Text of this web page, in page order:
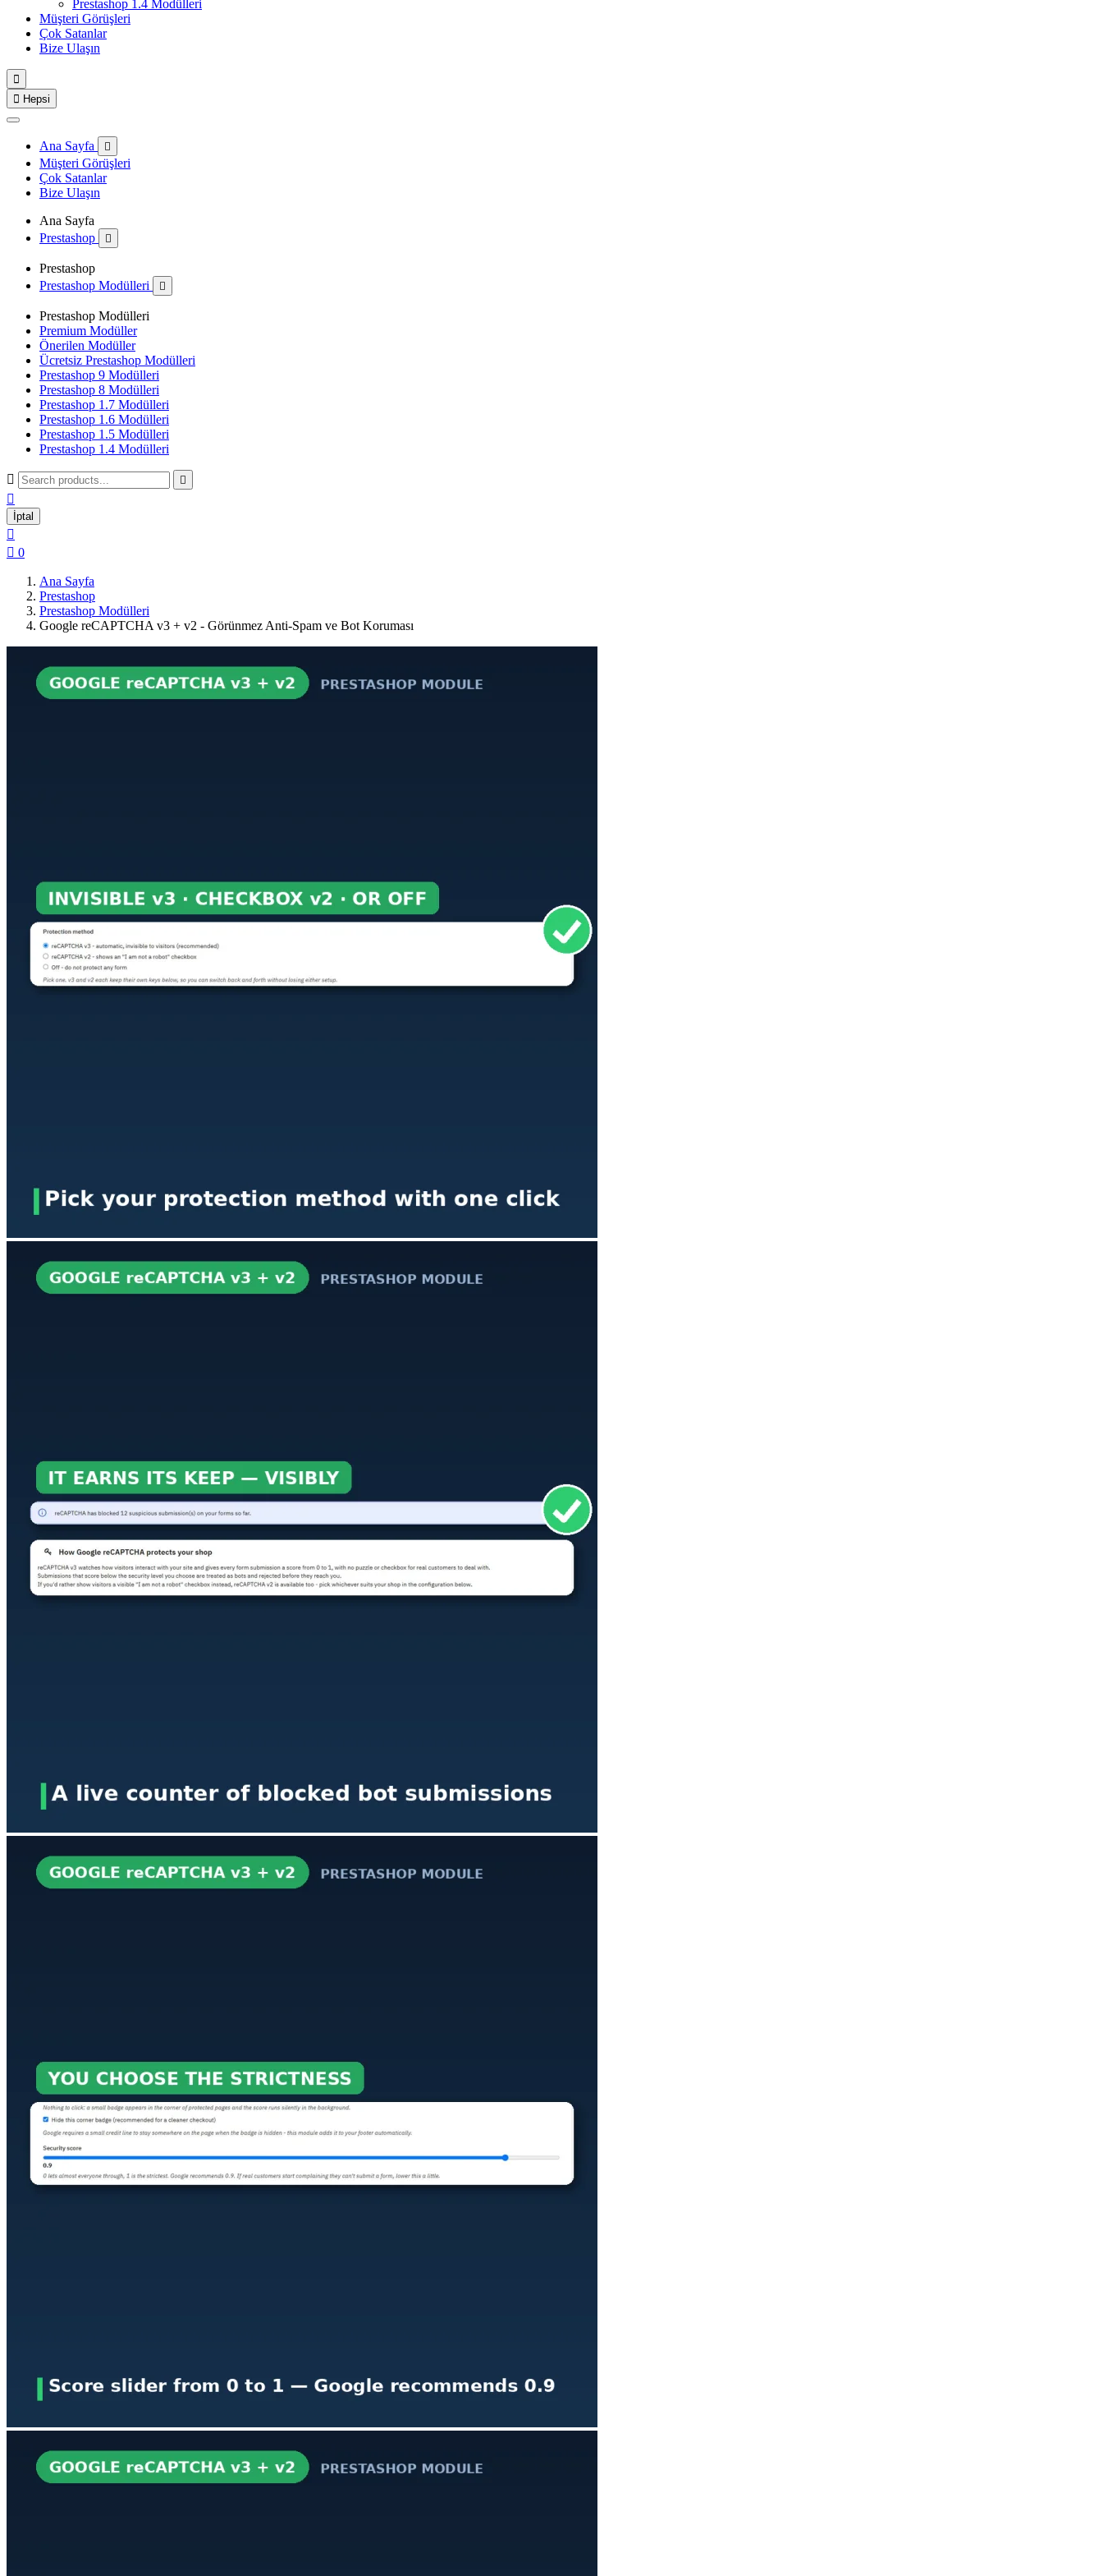
Prestashop 1.4 Modülleri
Müşteri Görüşleri
Çok Satanlar
Bize Ulaşın

 Hepsi
Ana Sayfa 
Müşteri Görüşleri
Çok Satanlar
Bize Ulaşın
Ana Sayfa
Prestashop

Prestashop
Prestashop Modülleri

Prestashop Modülleri
Premium Modüller
Önerilen Modüller
Ücretsiz Prestashop Modülleri
Prestashop 9 Modülleri
Prestashop 8 Modülleri
Prestashop 1.7 Modülleri
Prestashop 1.6 Modülleri
Prestashop 1.5 Modülleri
Prestashop 1.4 Modülleri
 

İptal

 0
Ana Sayfa
Prestashop
Prestashop Modülleri
Google reCAPTCHA v3 + v2 - Görünmez Anti-Spam ve Bot Koruması